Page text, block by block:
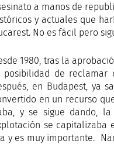
a manos de
y actuales que
No es fácil pero
1980, tras la
posibilidad de reclamar
en Budapest, ya
en un recurso
y se sigue dando,
se capitalizaba
y es muy importante.